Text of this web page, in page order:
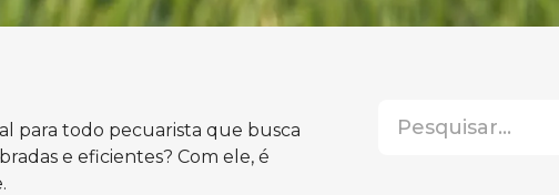
para todo pecuarista que busca
e eficientes? Com ele, é